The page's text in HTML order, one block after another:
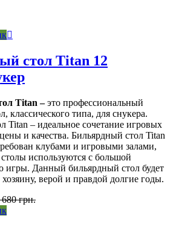
стол Titan 12
Titan –это профессиональный
классического типа, для снукера.
Titan – идеальное сочетание игровых
и качества. Бильярдный стол Titan
клубами и игровыми залами,
используются с большой
игры. Данный бильярдный стол будет
верой и правдой долгие годы.
680грн.